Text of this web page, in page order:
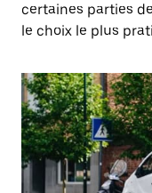
certaines parties
le choix le plus